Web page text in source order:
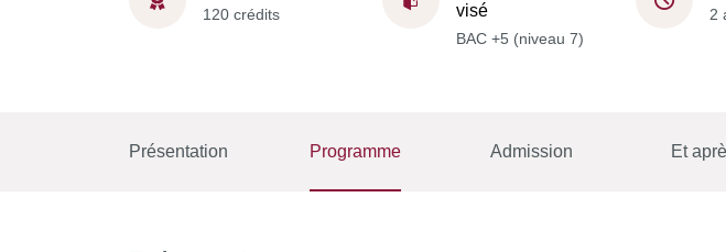
120 crédits
visé
BAC +5 (niveau 7)
2
Présentation Programme Admission Et